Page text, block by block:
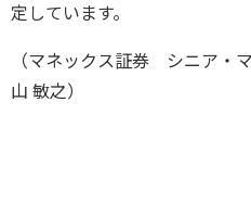
定しています。
（マネックス証券 シニア・
山 敏之）